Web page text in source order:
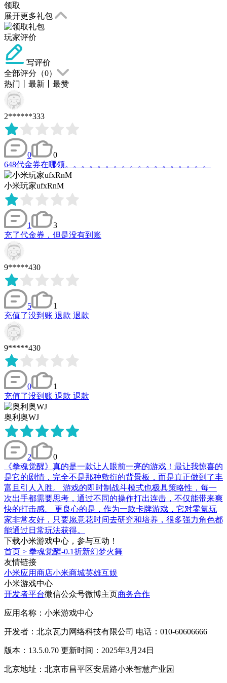
领取
展开更多礼包
玩家评价
写评价
全部评分（0）
热门
最新 最赞
2******333
0
0
648代金券在哪领。。。。。。。。。。。。。。。。。。
小米玩家ufxRnM
1
3
充了代金券，但是没有到账
9*****430
5
1
充值了没到账 退款 退款
9*****430
0
1
充值了没到账 退款 退款
奥利奥WJ
2
0
《拳魂觉醒》真的是一款让人眼前一亮的游戏！最让我惊喜的
是它的剧情，完全不是那种敷衍的背景板，而是真正做到了丰
富且引人入胜。 游戏的即时制战斗模式也极具策略性，每一
次出手都需要思考，通过不同的操作打出连击，不仅能带来爽
快的打击感。 更良心的是，作为一款卡牌游戏，它对零氪玩
家非常友好，只要愿意花时间去研究和培养，很多强力角色都
能通过日常玩法获得。
下载小米游戏中心，参与互动！
首页 > 拳魂觉醒-0.1折新幻梦火舞
友情链接
小米应用商店小米商城英雄互娱
小米游戏中心
开发者平台微信公众号微博主页商务合作
应用名称：小米游戏中心
开发者：北京瓦力网络科技有限公司 电话：010-60606666
版本：13.5.0.70 更新时间：2025年3月24日
北京地址：北京市昌平区安居路小米智慧产业园